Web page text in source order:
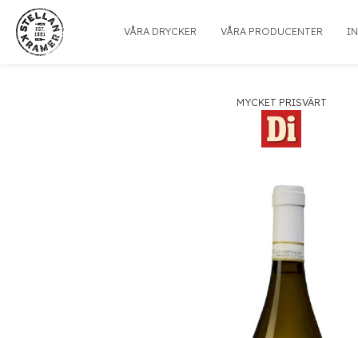
VÅRA DRYCKER VÅRA PRODUCENTER
MYCKET PRISVÄRT